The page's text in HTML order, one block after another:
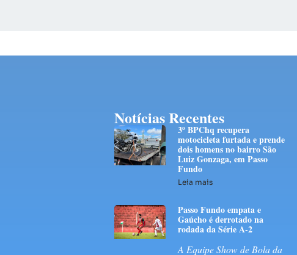
Notícias Recentes
3º BPChq recupera
motocicleta furtada e prende
dois homens no bairro São
Luiz Gonzaga, em Passo
Fundo
Leia mais
Passo Fundo empata e
Gaúcho é derrotado na
rodada da Série A-2
A Equipe Show de Bola da